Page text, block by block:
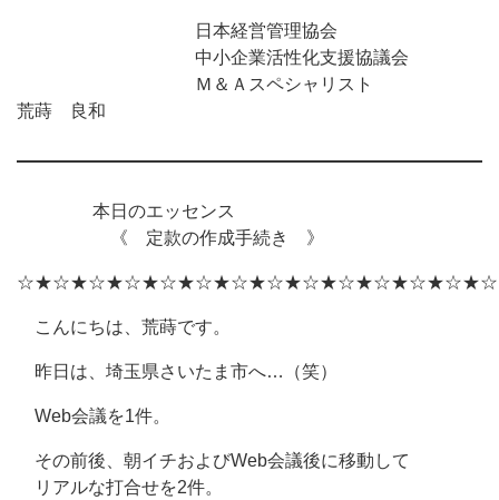
日本経営管理協会
中小企業活性化支援協議会
Ｍ＆Ａスペシャリスト
荒蒔 良和
本日のエッセンス
《 定款の作成手続き 》
こんにちは、荒蒔です。
昨日は、埼玉県さいたま市へ…（笑）
Web会議を1件。
その前後、朝イチおよびWeb会議後に移動して
リアルな打合せを2件。